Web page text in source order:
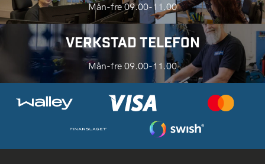
Mån-fre 09.00-11.00
VERKSTAD TELEFON
Mån-fre 09.00-11.00